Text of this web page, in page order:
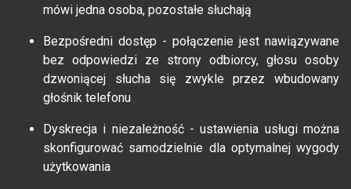
mówi jedna osoba, pozostałe słuchają
Bezpośredni dostęp - połączenie jest nawiązywane
bez odpowiedzi ze strony odbiorcy, głosu osoby
dzwoniącej słucha się zwykle przez wbudowany
głośnik telefonu
Dyskrecja i niezależność - ustawienia usługi można
skonfigurować samodzielnie dla optymalnej wygody
użytkowania